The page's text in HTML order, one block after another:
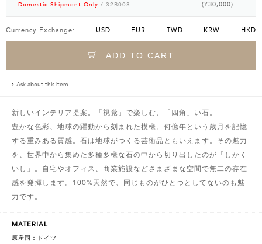
Domestic Shipment Only / 32B003 (¥30,000)
Currency Exchange: USD EUR TWD KRW HKD
ADD TO CART
Ask about this item
新しいインテリア提案。「視覚」で楽しむ、「四角」い石。
豊かな色彩、地球の躍動から刻まれた模様。何億年という歳月を記憶
する重みある質感。石は地球がつくる芸術品ともいえます。その魅力
を、世界中から集めた多種多様な石の中から切り出したのが「しかく
いし」。自宅やオフィス、商業施設などさまざまな空間で無二の存在
感を発揮します。100%天然で、同じものがひとつとしてないのも魅
力です。
MATERIAL
原産国：ドイツ